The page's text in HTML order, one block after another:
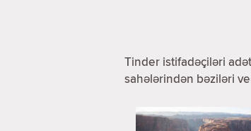
Tinder istifadəçiləri
sahələrindən bəziləri